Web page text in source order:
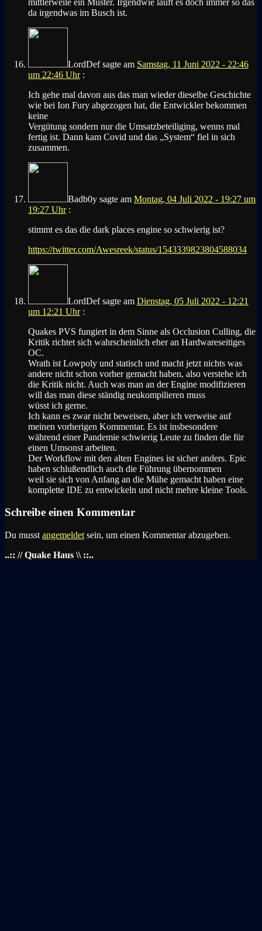
da irgendwas im Busch ist.
LordDefsagte am Samstag, 11 Juni 2022 - 22:46
um 22:46 Uhr :
Ich gehe mal davon aus das man wieder dieselbe Geschichte
wie bei Ion Fury abgezogen hat, die Entwickler bekommen
keine
Vergütung sondern nur die Umsatzbeteiliging, wenns mal
fertig ist. Dann kam Covid und das „System“ fiel in sich
zusammen.
Badb0y sagte am Montag, 04 Juli 2022 - 19:27 um
19:27 Uhr :
stimmt es das die dark places engine so schwierig ist?
https://twitter.com/Awesreek/status/1543339823804588034
LordDefsagte am Dienstag, 05 Juli 2022 - 12:21
um 12:21 Uhr :
Quakes PVS fungiert in dem Sinne als Occlusion Culling, die
Kritik richtet sich wahrscheinlich eher an Hardwareseitiges
OC.
Wrath ist Lowpoly und statisch und macht jetzt nichts was
andere nicht schon vorher gemacht haben, also verstehe ich
die Kritik nicht. Auch was man an der Engine modifizieren
will das man diese ständig neukompilieren muss
wüsst ich gerne.
Ich kann es zwar nicht beweisen, aber ich verweise auf
meinen vorherigen Kommentar. Es ist insbesondere
während einer Pandemie schwierig Leute zu finden die für
einen Umsonst arbeiten.
Der Workflow mit den alten Engines ist sicher anders. Epic
haben schlußendlich auch die Führung übernommen
weil sie sich von Anfang an die Mühe gemacht haben eine
komplette IDE zu entwickeln und nicht mehre kleine Tools.
Schreibe einen Kommentar
Du musst angemeldet sein, um einen Kommentar abzugeben.
..:: // Quake Haus \\ ::..